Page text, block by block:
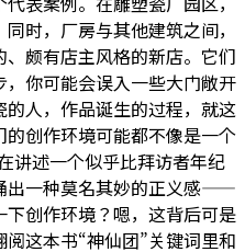
时，厂房与其他建筑之间，
颇有店主风格的新店。它们
你可能会误入一些大门敞开
人，作品诞生的过程，就这
创作环境可能都不像是一个
讲述一个似乎比拜访者年纪
出一种莫名其妙的正义感——
创作环境？嗯，这背后可是
这本书“神仙团”关键词里和